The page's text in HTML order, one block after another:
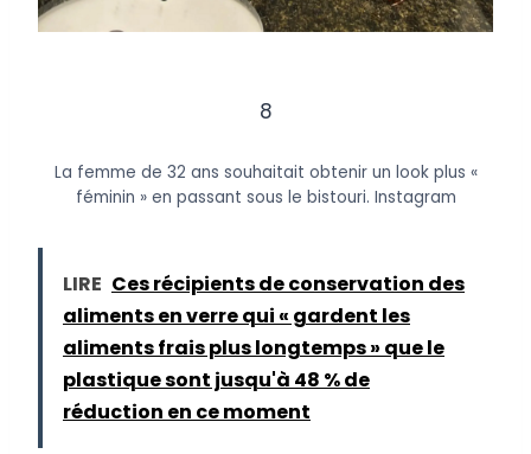
8
La femme de 32 ans souhaitait obtenir un look plus «
féminin » en passant sous le bistouri. Instagram
LIRE Ces récipients de conservation des
aliments en verre qui « gardent les
aliments frais plus longtemps » que le
plastique sont jusqu'à 48 % de
réduction en ce moment